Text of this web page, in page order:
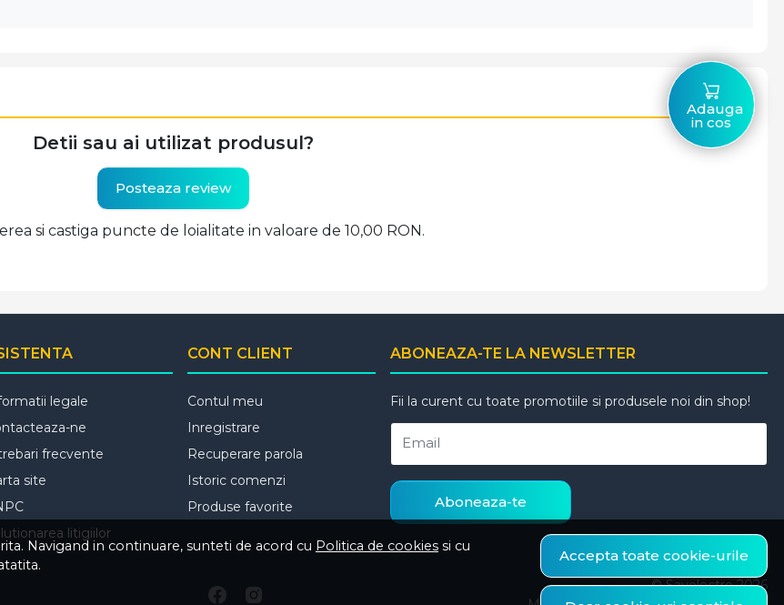
Adauga
in cos
Detii sau ai utilizat produsul?
Posteaza review
si castiga puncte de loialitate in valoare de 10,00 RON.
Navigand in continuare, sunteti de acord cu Politica de cookies si cu
Accepta toate cookie-urile
legale
ne
frecvente
site
litigiilor
CONT CLIENT
Contul meu
Inregistrare
Recuperare parola
Istoric comenzi
Produse favorite
ABONEAZA-TE LA NEWSLETTER
Fii la curent cu toate promotiile si produsele noi din shop!
Email
Aboneaza-te
© Savelectro 2026